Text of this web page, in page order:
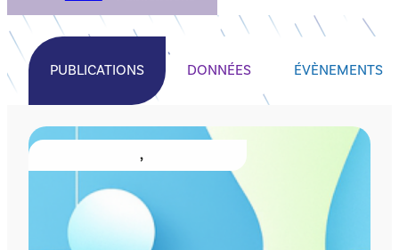
PUBLICATIONS DONNÉES ÉVÈNEMENTS
,